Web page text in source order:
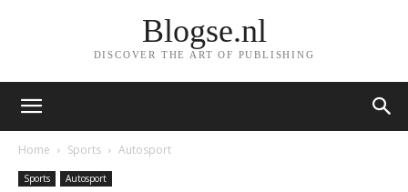
Blogse.nl
DISCOVER THE ART OF PUBLISHING
Home Sports Autosport
Sports Autosport